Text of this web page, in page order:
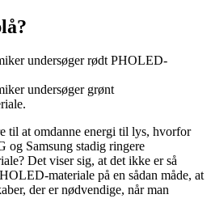
undersøger rødt PHOLED-
undersøger grønt
til at omdanne energi til lys, hvorfor
og Samsung stadig ringere
Det viser sig, at det ikke er så
materiale på en sådan måde, at
der er nødvendige, når man